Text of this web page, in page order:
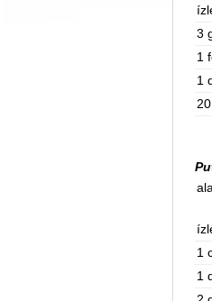
3
1
1
1
1